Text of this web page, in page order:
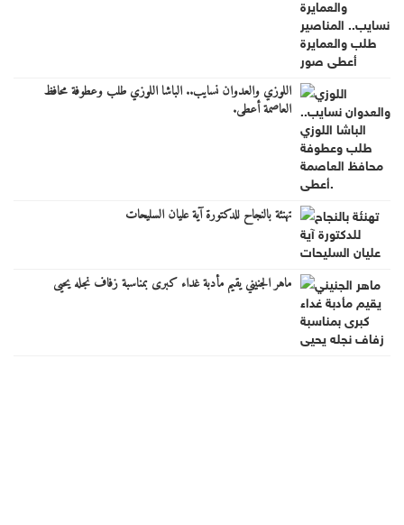
اللوزي والعدوان نسايب.. الباشا اللوزي طلب وعطوفة محافظ
العاصمة أعطى.
تهنئة بالنجاح للدكتورة آية عليان السليحات
ماهر الجنيني يقيم مأدبة غداء كبرى بمناسبة زفاف نجله يحيى